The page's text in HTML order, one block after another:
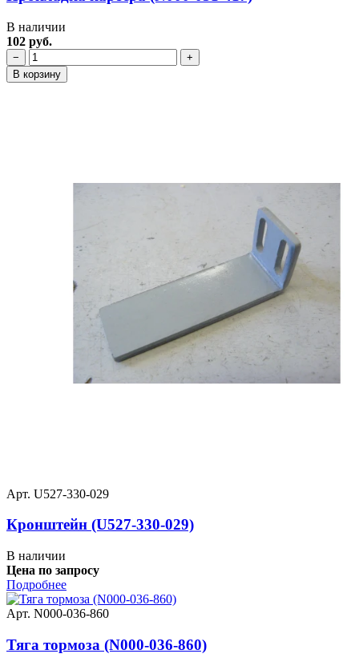
В наличии
102 руб.
−
+
В корзину
Арт. U527-330-029
Кронштейн (U527-330-029)
В наличии
Цена по запросу
Подробнее
Арт. N000-036-860
Тяга тормоза (N000-036-860)